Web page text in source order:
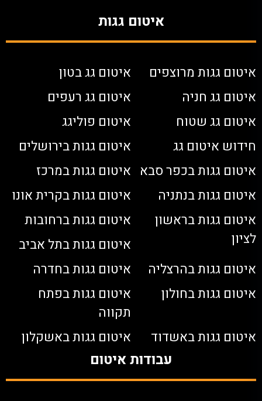
איטום גגות
איטום גגות מרוצפים
איטום גג בטון
איטום גג חניה
איטום גג רעפים
איטום גג שטוח
איטום פוליגג
חידוש איטום גג
איטום גגות בירושלים
איטום גגות בכפר סבא איטום גגות במרכז
איטום גגות בנתניה
איטום גגות בקרית אונו
איטום גגות בראשון
לציון
איטום גגות ברחובות
איטום גגות בתל אביב
איטום גגות בהרצליה
איטום גגות בחדרה
איטום גגות בחולון
איטום גגות בפתח
תקווה
איטום גגות באשדוד
איטום גגות באשקלון
עבודות איטום